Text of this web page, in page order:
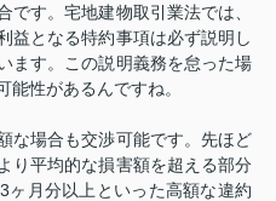
す。宅地建物取引業法では、
益となる特約事項は必ず説明し
ます。この説明義務を怠った場
性があるんですね。
な場合も交渉可能です。先ほど
り平均的な損害額を超える部分
ヶ月分以上といった高額な違約